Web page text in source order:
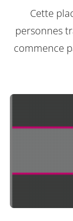
Cette
personnes
commence